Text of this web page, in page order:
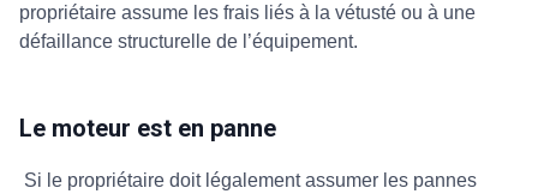
propriétaire assume les frais liés à la vétusté ou à une
défaillance structurelle de l’équipement.
Le moteur est en panne
Si le propriétaire doit légalement assumer les pannes